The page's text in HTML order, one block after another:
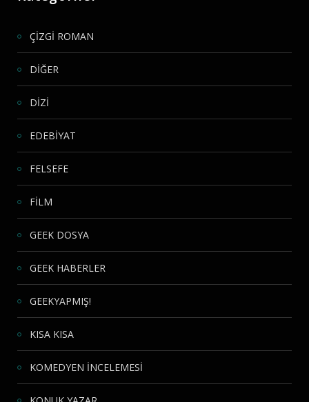
ÇİZGİ ROMAN
DİĞER
DİZİ
EDEBİYAT
FELSEFE
FİLM
GEEK DOSYA
GEEK HABERLER
GEEKYAPMIŞ!
KISA KISA
KOMEDYEN İNCELEMESİ